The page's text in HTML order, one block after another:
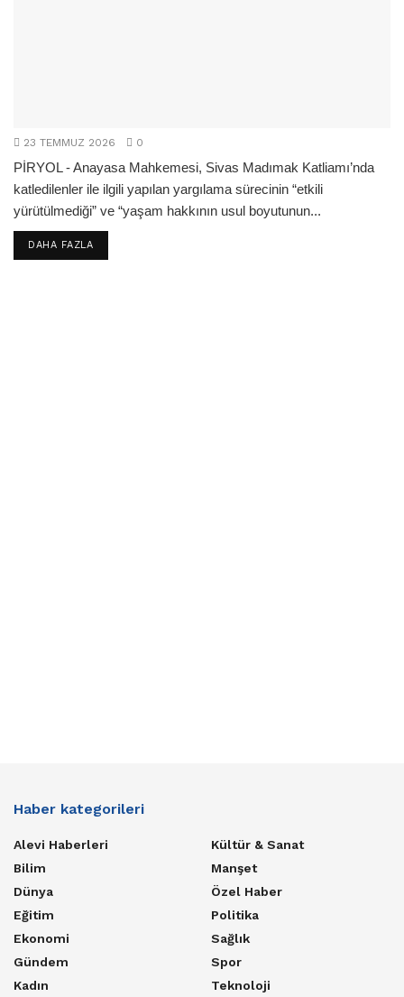
23 TEMMUZ 2026 0
PİRYOL - Anayasa Mahkemesi, Sivas Madımak Katliamı’nda
katledilenler ile ilgili yapılan yargılama sürecinin “etkili
yürütülmediği” ve “yaşam hakkının usul boyutunun...
DAHA FAZLADETAILS
Haber kategorileri
Alevi Haberleri
Bilim
Dünya
Eğitim
Ekonomi
Gündem
Kadın
Kültür & Sanat
Manşet
Özel Haber
Politika
Sağlık
Spor
Teknoloji